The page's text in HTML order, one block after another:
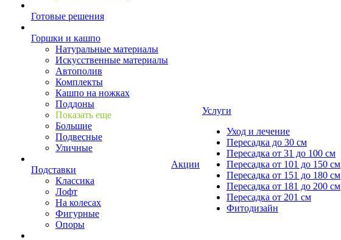
Готовые решения
Горшки и кашпо
Натуральные материалы
Искусственные материалы
Автополив
Комплекты
Кашпо на ножках
Поддоны
Показать еще
Большие
Подвесные
Уличные
Подставки
Классика
Лофт
На колесах
Фигурные
Опоры
Акции
Услуги
Уход и лечение
Пересадка до 30 см
Пересадка от 31 до 100 см
Пересадка от 101 до 150 см
Пересадка от 151 до 180 см
Пересадка от 181 до 200 см
Пересадка от 201 см
Фитодизайн